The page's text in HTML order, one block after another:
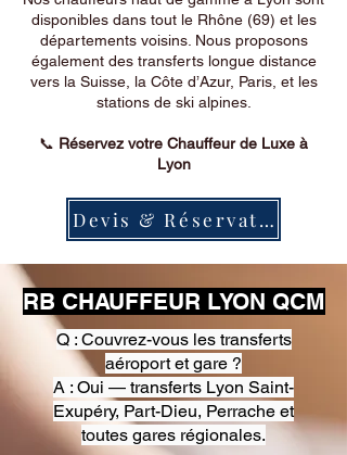
disponibles dans tout le Rhône (69) et les
départements voisins. Nous proposons
également des transferts longue distance
vers la Suisse, la Côte d’Azur, Paris, et les
stations de ski alpines.
📞 Réservez votre Chauffeur de Luxe à
Lyon
Devis & Réservation
RB CHAUFFEUR LYON QCM
Q : Couvrez-vous les transferts
aéroport et gare ?
A : Oui — transferts Lyon Saint-
Exupéry, Part-Dieu, Perrache et
toutes gares régionales.